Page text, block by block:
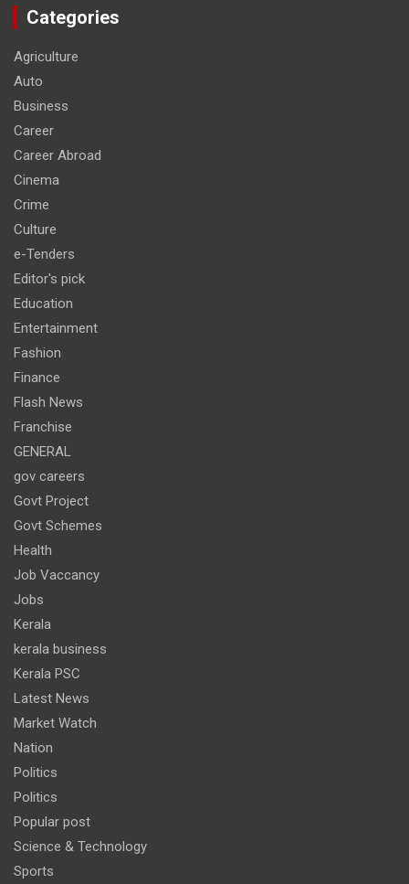
Categories
Agriculture
Auto
Business
Career
Career Abroad
Cinema
Crime
Culture
e-Tenders
Editor's pick
Education
Entertainment
Fashion
Finance
Flash News
Franchise
GENERAL
gov careers
Govt Project
Govt Schemes
Health
Job Vaccancy
Jobs
Kerala
kerala business
Kerala PSC
Latest News
Market Watch
Nation
Politics
Politics
Popular post
Science & Technology
Sports